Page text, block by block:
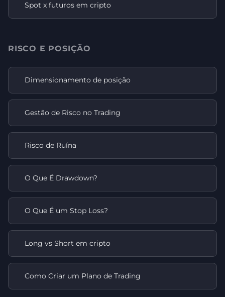
Spot x futuros em cripto
RISCO E POSIÇÃO
Dimensionamento de posição
Gestão de Risco no Trading
Risco de Ruína
O Que É Drawdown?
O Que É um Stop Loss?
Long vs Short em cripto
Como Criar um Plano de Trading